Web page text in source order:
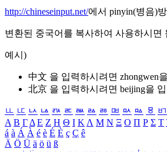
http://chineseinput.net/에서 pinyin(병음)
변환된 중국어를 복사하여 사용하시면
예시)
中文 을 입력하시려면 zhongwen
北京 을 입력하시려면 beijing을
ㅥ ㅦ ㅧ ㅨ ㅩ ㅪ ㅫ ㅬ ㅭ ㅮ ㅯ ㅰ ㅱ ㅲ
Α Β ΓΔ Ε Ζ Η Θ Ι ΚΛ Μ Ν Ξ Ο Π Ρ Σ Τ
á à Á À é è É È ç Ç ê
Ä Ö Ü ä ö ü ß